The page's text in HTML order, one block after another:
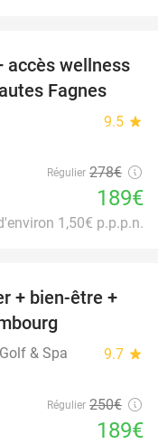
32%
accès wellness
Fagnes
9.5 star
Régulier 278€
189€
1,50€ p.p.p.n.
24%
+ bien-être +
& Spa 9.7 star
Régulier 250€
189€